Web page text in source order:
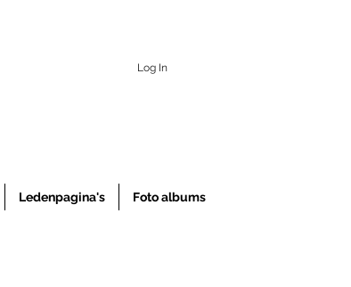
Log In
Ledenpagina's Foto albums